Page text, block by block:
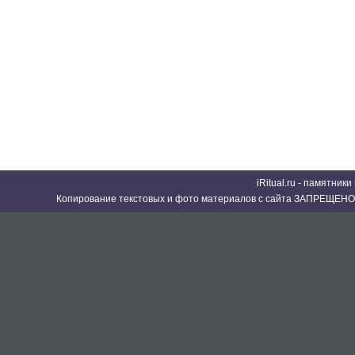
iRitual.ru -
Копирование текстовых и фото материалов с сайта